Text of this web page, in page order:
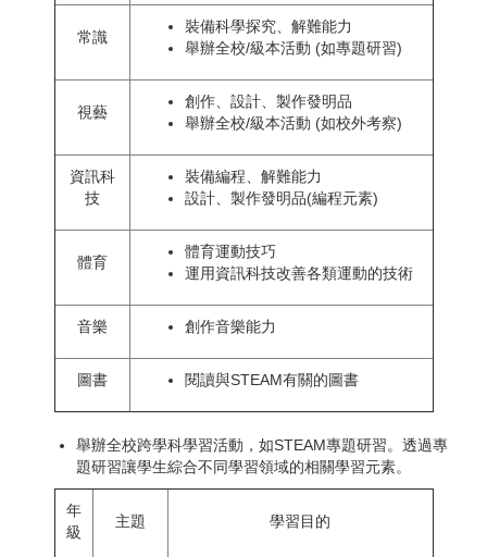
常識
裝備科學探究、解難能力
舉辦全校/級本活動 (如專題研習)
視藝
創作、設計、製作發明品
舉辦全校/級本活動 (如校外考察)
資訊科
技
裝備編程、解難能力
設計、製作發明品(編程元素)
體育
體育運動技巧
運用資訊科技改善各類運動的技術
音樂 創作音樂能力
圖書 閱讀與STEAM有關的圖書
舉辦全校跨學科學習活動，如STEAM專題研習。透過專
題研習讓學生綜合不同學習領域的相關學習元素。
年
級
主題 學習目的